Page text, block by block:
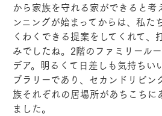
から家族を守れる家ができると考
ンニングが始まってからは、私た
くわくできる提案をしてくれて、
みでしたね。2階のファミリール
デア。明るくて日差しも気持ちい
ブラリーであり、セカンドリビン
族それぞれの居場所があちこちに
ました。